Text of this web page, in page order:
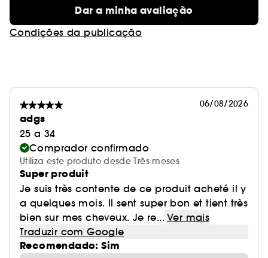
Dar a minha avaliação
Condições da publicação
06/08/2026
adgs
25 a 34
Comprador confirmado
Utiliza este produto desde Três meses
Super produit
Je suis très contente de ce produit acheté il y
a quelques mois. Il sent super bon et tient très
bien sur mes cheveux. Je re... Ver mais
Traduzir com Google
Recomendado: Sim